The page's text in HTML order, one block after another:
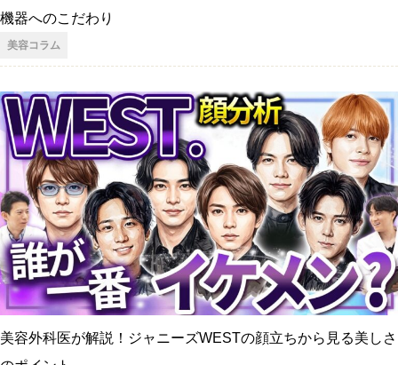
機器へのこだわり
美容コラム
美容外科医が解説！ジャニーズWESTの顔立ちから見る美しさ